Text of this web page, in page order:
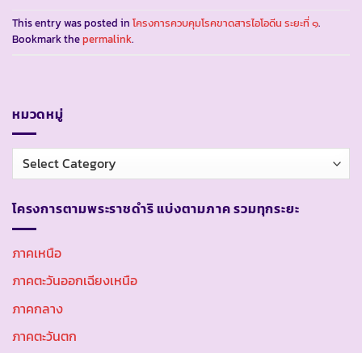
This entry was posted in โครงการควบคุมโรคขาดสารไอโอดีน ระยะที่ ๑.
Bookmark thepermalink.
หมวดหมู่
หมวด
หมู่
โครงการตามพระราชดำริ แบ่งตามภาค รวมทุกระยะ
ภาคเหนือ
ภาคตะวันออกเฉียงเหนือ
ภาคกลาง
ภาคตะวันตก